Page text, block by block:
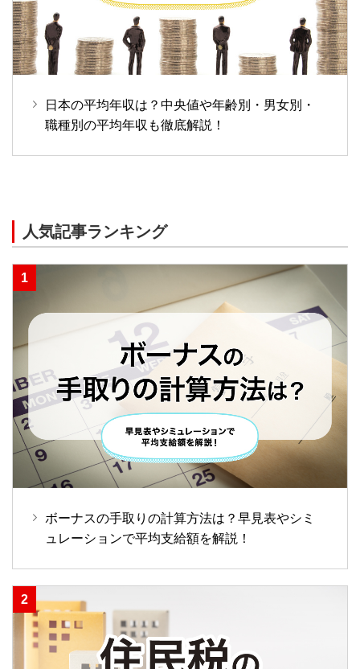
日本の平均年収は？中央値や年齢別・男女別・
職種別の平均年収も徹底解説！
人気記事ランキング
ボーナスの手取りの計算方法は？早見表やシミ
ュレーションで平均支給額を解説！